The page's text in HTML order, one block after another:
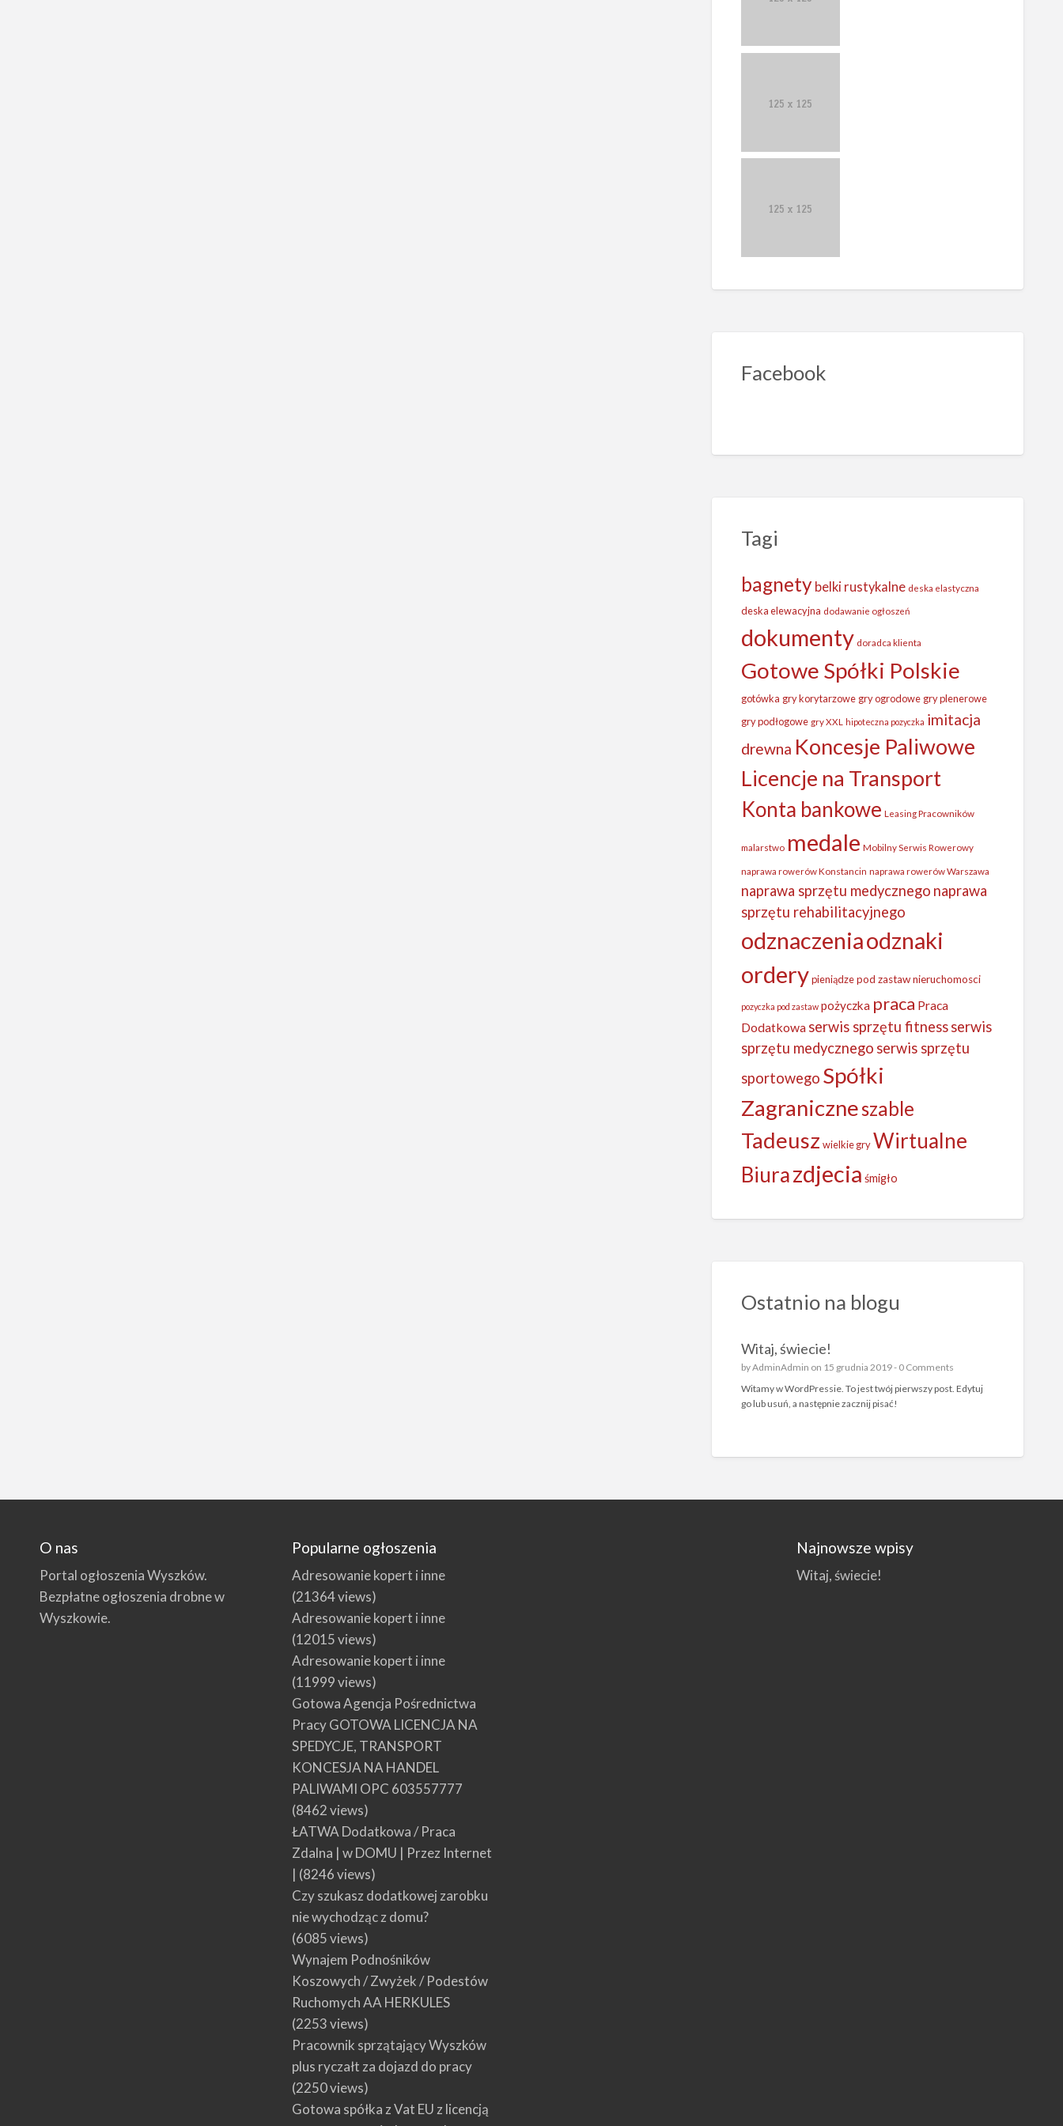
Facebook
Tagi
bagnety belki rustykalne deska elastyczna
deska elewacyjna dodawanie ogłoszeń
dokumenty doradca klienta
Gotowe Spółki Polskie
gotówka gry korytarzowe gry ogrodowe gry plenerowe
gry podłogowe gry XXL hipoteczna pozyczka imitacja
drewna Koncesje Paliwowe
Licencje na Transport
Konta bankowe Leasing Pracowników
malarstwo medale Mobilny Serwis Rowerowy
naprawa rowerów Konstancin naprawa rowerów Warszawa
naprawa sprzętu medycznego naprawa
sprzętu rehabilitacyjnego
odznaczeniaodznaki
ordery pieniądze pod zastaw nieruchomosci
pozyczka pod zastaw pożyczka praca Praca
Dodatkowa serwis sprzętu fitness serwis
sprzętu medycznego serwis sprzętu
sportowego Spółki
Zagraniczneszable
Tadeusz wielkie gry Wirtualne
Biurazdjecia śmigło
Ostatnio na blogu
Witaj, świecie!
byAdminAdmin on 15 grudnia 2019 - 0 Comments
Witamy w WordPressie. To jest twój pierwszy post. Edytuj
go lub usuń, a następnie zacznij pisać!
O nas
Portal ogłoszenia Wyszków.
Bezpłatne ogłoszenia drobne w
Wyszkowie.
Popularne ogłoszenia
Adresowanie kopert i inne
(21364 views)
Adresowanie kopert i inne
(12015 views)
Adresowanie kopert i inne
(11999 views)
Gotowa Agencja Pośrednictwa
Pracy GOTOWA LICENCJA NA
SPEDYCJE, TRANSPORT
KONCESJA NA HANDEL
PALIWAMI OPC 603557777
(8462 views)
ŁATWA Dodatkowa / Praca
Zdalna | w DOMU | Przez Internet
| (8246 views)
Czy szukasz dodatkowej zarobku
nie wychodząc z domu?
(6085 views)
Wynajem Podnośników
Koszowych / Zwyżek / Podestów
Ruchomych AA HERKULES
(2253 views)
Pracownik sprzątający Wyszków
plus ryczałt za dojazd do pracy
(2250 views)
Gotowa spółka z Vat EU z licencją
Najnowsze wpisy
Witaj, świecie!